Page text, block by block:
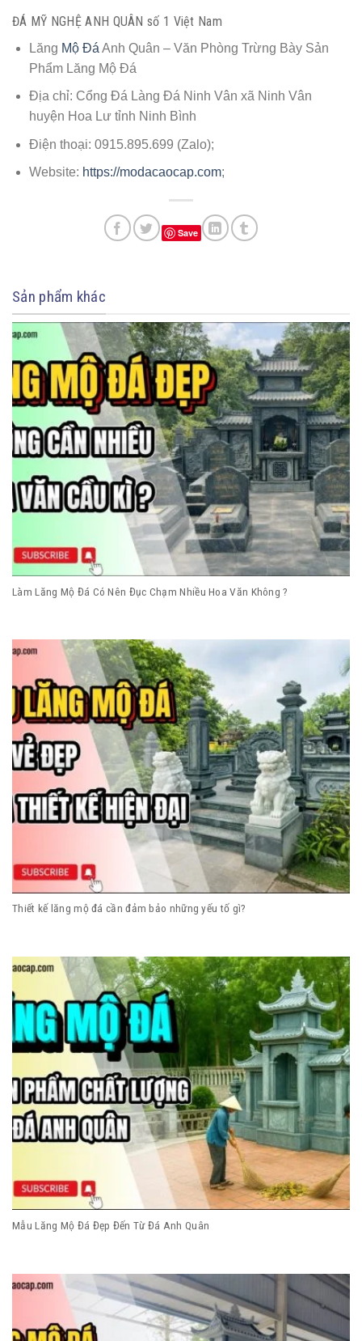
ĐÁ MỸ NGHỆ ANH QUÂN số 1 Việt Nam
Lăng Mộ Đá Anh Quân – Văn Phòng Trừng Bày Sản
Phẩm Lăng Mộ Đá
Địa chỉ: Cổng Đá Làng Đá Ninh Vân xã Ninh Vân
huyện Hoa Lư tỉnh Ninh Bình
Điện thoại: 0915.895.699 (Zalo);
Website: https://modacaocap.com;
Save
Sản phẩm khác
Làm Lăng Mộ Đá Có Nên Đục Chạm Nhiều Hoa Văn Không ?
Thiết kế lăng mộ đá cần đảm bảo những yếu tố gì?
Mẫu Lăng Mộ Đá Đẹp Đến Từ Đá Anh Quân